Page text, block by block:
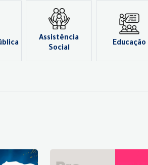
Assistência
Social
Educação